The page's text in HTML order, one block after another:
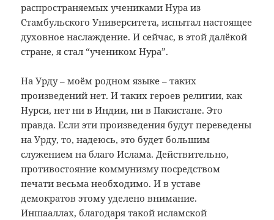
распространяемых учениками Нура из
Стамбульского Университета, испытал настоящее
духовное наслаждение. И сейчас, в этой далёкой
стране, я стал “учеником Нура”.
На Урду – моём родном языке – таких
произведений нет. И таких героев религии, как
Нурси, нет ни в Индии, ни в Пакистане. Это
правда. Если эти произведения будут переведены
на Урду, то, надеюсь, это будет большим
служением на благо Ислама. Действительно,
противостояние коммунизму посредством
печати весьма необходимо. И в уставе
демократов этому уделено внимание.
Иншааллах, благодаря такой исламской